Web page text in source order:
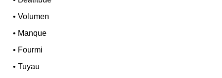
•Volumen
• Manque
• Fourmi
•Tuyau